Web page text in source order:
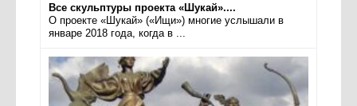
Все скульптуры проекта «Шукай»....
О проекте «Шукай» («Ищи») многие услышали в
январе 2018 года, когда в ...